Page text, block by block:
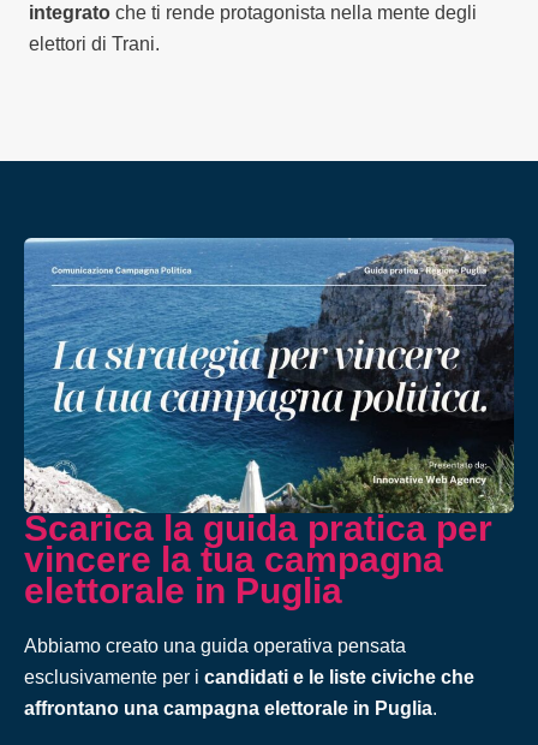
integrato che ti rende protagonista nella mente degli
elettori di Trani.
Scarica la guida pratica per
vincere la tua campagna
elettorale in Puglia
Abbiamo creato una guida operativa pensata
esclusivamente per i candidati e le liste civiche che
affrontano una campagna elettorale in Puglia.